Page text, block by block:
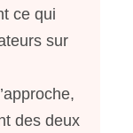
ce qui
sur
des deux